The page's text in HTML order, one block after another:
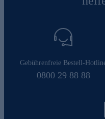
Gebührenfreie Bestell-
0800 29 88 88